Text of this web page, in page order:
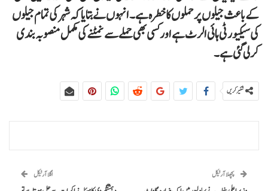
کے باعث جیلوں پر حملوں کا خطرہ ہے۔ انہوں نے بتایا کہ شہر کی تمام جیلوں
کی سیکیورٹی ہائی الرٹ ہے اور کسی بھی حملے سے نمٹنے کی مکمل منصوبہ بندی
کرلی گئی ہے۔
شئیر کریں
پچھلا آرٹیکل اگلا آرٹیکل